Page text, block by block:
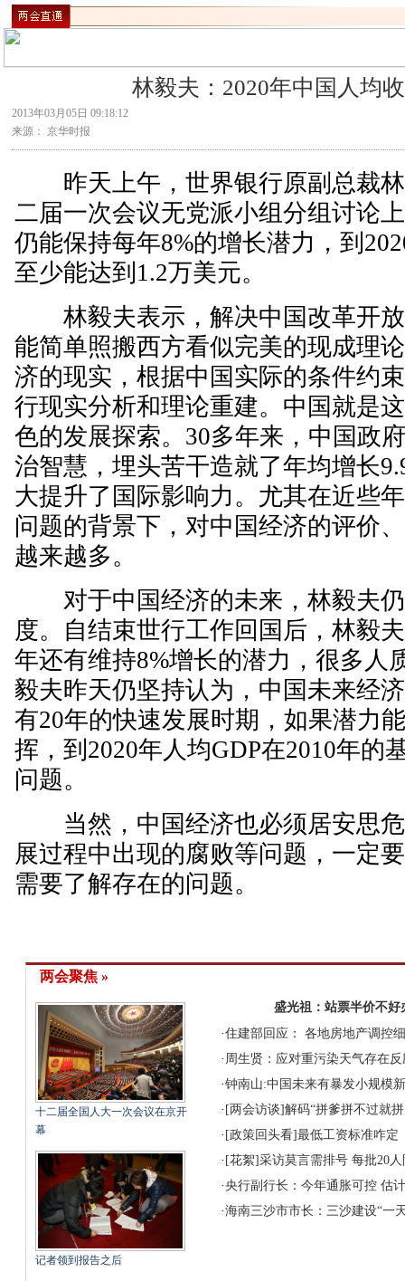
林毅夫：2020年中国人均
2013年03月05日 09:18:12
来源： 京华时报
昨天上午，世界银行原副总裁林
二届一次会议无党派小组分组讨论
仍能保持每年8%的增长潜力，到
至少能达到1.2万美元。
林毅夫表示，解决中国改革开放
能简单照搬西方看似完美的现成理
济的现实，根据中国实际的条件约
行现实分析和理论重建。中国就是
色的发展探索。30多年来，中国政
治智慧，埋头苦干造就了年均增长
大提升了国际影响力。尤其在近些
问题的背景下，对中国经济的评价
越来越多。
对于中国经济的未来，林毅夫仍
度。自结束世行工作回国后，林毅
年还有维持8%增长的潜力，很多人
毅夫昨天仍坚持认为，中国未来经
有20年的快速发展时期，如果潜力
挥，到2020年人均GDP在2010年的
问题。
当然，中国经济也必须居安思危
展过程中出现的腐败等问题，一定
需要了解存在的问题。
两会聚焦 »
十二届全国人大一次会议在京开
幕
记者领到报告之后
盛光祖：站票半价不
·住建部回应： 各地房地产调控
· 周生贤：应对重污染天气存在
·钟南山:中国未来有暴发小规模
· [两会访谈]解码“拼爹拼不过就
· [政策回头看]最低工资标准咋定
· [花絮]采访莫言需排号 每批20
·央行副行长：今年通胀可控 估
·海南三沙市市长：三沙建设“一